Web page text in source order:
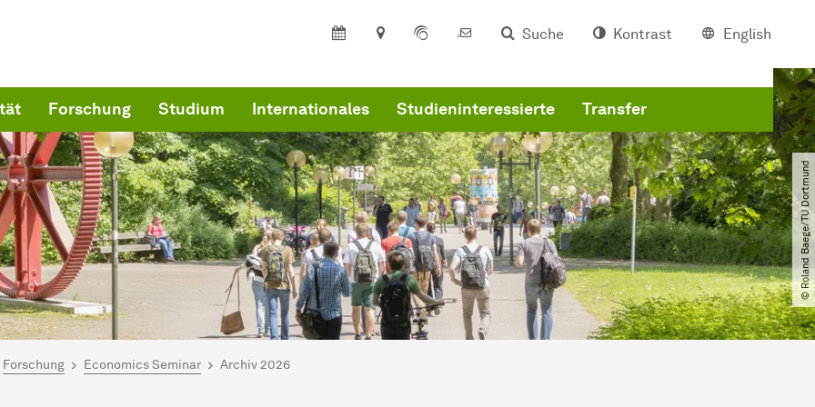
Suche Kontrast English
Forschung Studium Internationales Studieninteressierte Transfer
© Roland Baege​/​TU Dortmund
hier:
Wirtschaftswissenschaften
Forschung Economics Seminar Archiv 2026